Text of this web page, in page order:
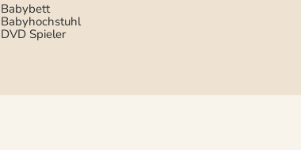
Babybett
Babyhochstuhl
DVD Spieler